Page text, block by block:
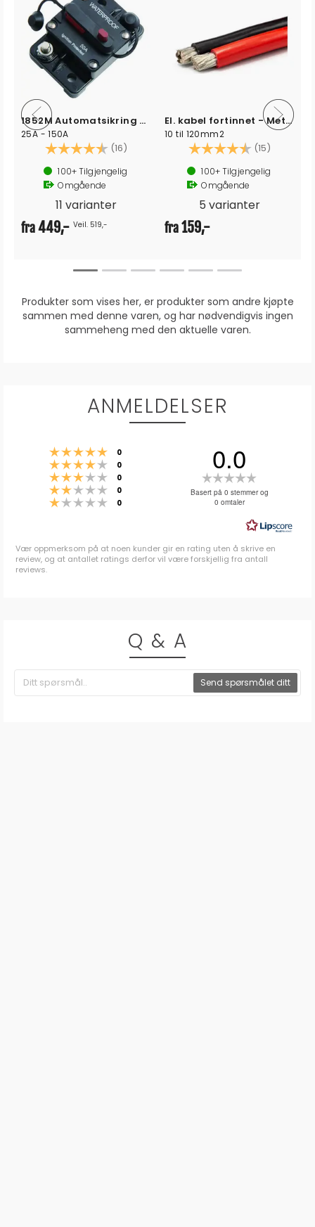
1852M Automatsikring utenpåliggende
25A - 150A
Karakter: (16) 4.5 av 5 mulige
100+Tilgjengelig
Omgående
11 varianter
fra449,- Veil. 519,-
El. kabel fortinnet - Metervare
10 til 120mm2
Karakter: (15)
100+Tilgjengelig
Omgående
5 varianter
fra159,-
Produkter som vises her, er produkter som andre kjøpte
sammen med denne varen, og har nødvendigvis ingen
sammeheng med den aktuelle varen.
ANMELDELSER
Karakter: 5 av 5 mulige
0
Karakter: 4 av 5 mulige
0
Karakter: 3 av 5 mulige
0
Karakter: 2 av 5 mulige
0
Karakter: 1 av 5 mulige
0
0.0
0.0
5
mulige
Basert på 0 stemmer og
0 omtaler
Vær oppmerksom på at noen kunder gir en rating uten å skrive en
review, og at antallet ratings derfor vil være forskjellig fra antall
reviews.
Q & A
Send spørsmålet ditt